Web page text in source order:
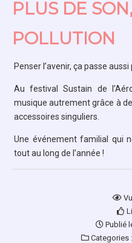
PLUS DE
POLLUTION
Penser l’avenir, ça passe
Au festival Sustain de
musique autrement grâce à
accessoires singuliers.
Une événement familial qui
tout au long de l’année !
Publié
Categories :